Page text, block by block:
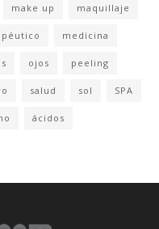
make up maquillaje
medicina
ojos peeling
salud sol SPA
ácidos